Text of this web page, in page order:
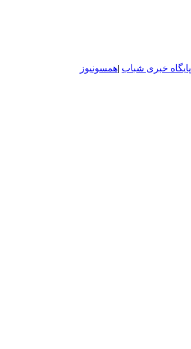
پایگاه خبری شباب |همسونیوز